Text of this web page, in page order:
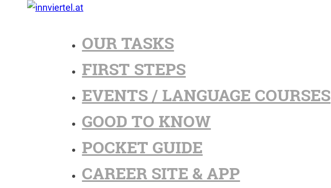
OUR TASKS
FIRST STEPS
EVENTS / LANGUAGE COURSES
GOOD TO KNOW
POCKET GUIDE
CAREER SITE & APP